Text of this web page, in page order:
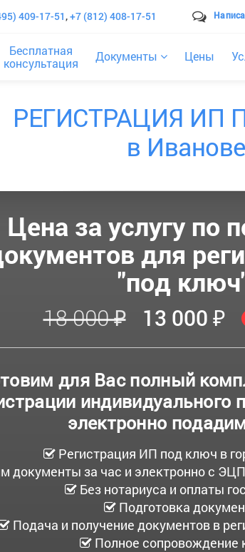
409-17-51,+7 (812) 408-17-51
Бесплатная
консультация
Документы Цены
РЕГИСТРАЦИЯ ИП
в Иванове
Цена за услугу по
для
"под
18 000 ₽ 13 000 ₽
для Вас полный
индивидуального
электронно
Регистрация ИП под ключ в
документы за час и электронно с
Без нотариуса и оплаты
Подготовка
Подача и получение документов в
Полное сопровождение